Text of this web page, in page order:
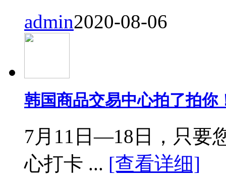
admin2020-08-06
韩国商品交易中心拍了拍你
7月11日—18日，只要
心打卡 ... [查看详细]